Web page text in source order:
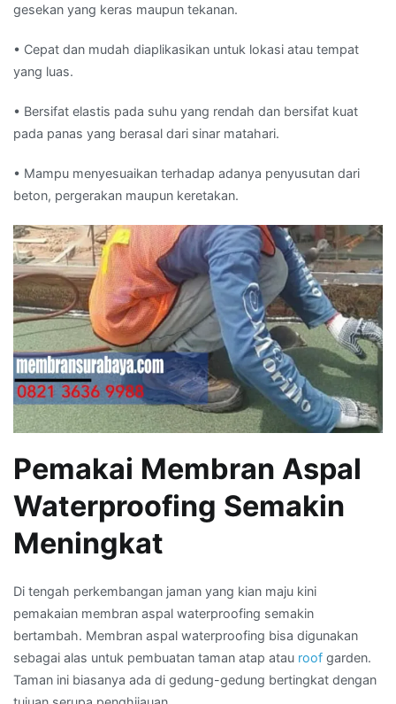
gesekan yang keras maupun tekanan.
• Cepat dan mudah diaplikasikan untuk lokasi atau tempat
yang luas.
• Bersifat elastis pada suhu yang rendah dan bersifat kuat
pada panas yang berasal dari sinar matahari.
• Mampu menyesuaikan terhadap adanya penyusutan dari
beton, pergerakan maupun keretakan.
Pemakai Membran Aspal
Waterproofing Semakin
Meningkat
Di tengah perkembangan jaman yang kian maju kini
pemakaian membran aspal waterproofing semakin
bertambah. Membran aspal waterproofing bisa digunakan
sebagai alas untuk pembuatan taman atap atau roof garden.
Taman ini biasanya ada di gedung-gedung bertingkat dengan